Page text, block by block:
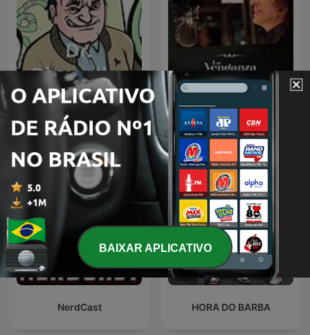
Dr. Pimpolho
La Venganza Será Terrible
(oficial)
NerdCast HORA DO BARBA
BAIXAR APLICATIVO